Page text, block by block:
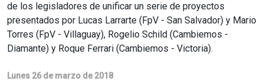
de los legisladores de unificar un serie de proyectos
presentados por Lucas Larrarte (FpV - San Salvador) y Mario
Torres (FpV - Villaguay), Rogelio Schild (Cambiemos -
Diamante) y Roque Ferrari (Cambiemos - Victoria).
Lunes 26 de marzo de 2018